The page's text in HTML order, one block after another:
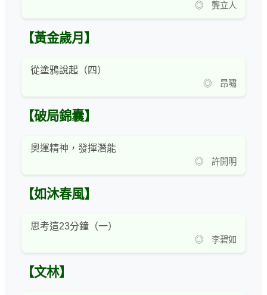
◎ 龔立人
【黃金歲月】
從塗鴉說起（四）
◎ 昂嘯
【破局錦囊】
奧運精神，發揮潛能
◎ 許開明
【如沐春風】
思考這23分鐘（一）
◎ 李碧如
【文林】